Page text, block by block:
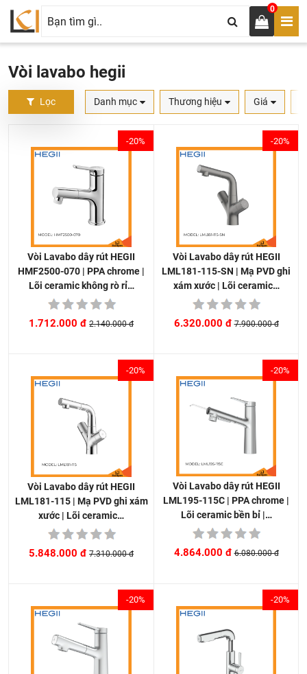
0
Vòi lavabo hegii
Lọc Danh mục Thương hiệu Giá
-20%
Vòi Lavabo dây rút HEGII
HMF2500-070 | PPA chrome |
Lõi ceramic không rò rỉ…
1.712.000 đ 2.140.000 đ
-20%
Vòi Lavabo dây rút HEGII
LML181-115-SN | Mạ PVD ghi
xám xước | Lõi ceramic…
6.320.000 đ 7.900.000 đ
-20%
Vòi Lavabo dây rút HEGII
LML181-115 | Mạ PVD ghi xám
xước | Lõi ceramic…
5.848.000 đ 7.310.000 đ
-20%
Vòi Lavabo dây rút HEGII
LML195-115C | PPA chrome |
Lõi ceramic bền bỉ |…
4.864.000 đ 6.080.000 đ
-20% -20%